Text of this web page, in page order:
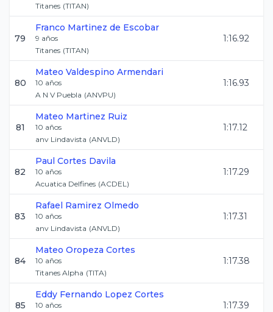
Titanes (TITAN)
79
Franco Martinez de Escobar
9 años
Titanes (TITAN)
1:16.92
80
Mateo Valdespino Armendari
10 años
A N V Puebla (ANVPU)
1:16.93
81
Mateo Martinez Ruiz
10 años
anv Lindavista (ANVLD)
1:17.12
82
Paul Cortes Davila
10 años
Acuatica Delfines (ACDEL)
1:17.29
83
Rafael Ramirez Olmedo
10 años
anv Lindavista (ANVLD)
1:17.31
84
Mateo Oropeza Cortes
10 años
Titanes Alpha (TITA)
1:17.38
85
Eddy Fernando Lopez Cortes
10 años
1:17.39